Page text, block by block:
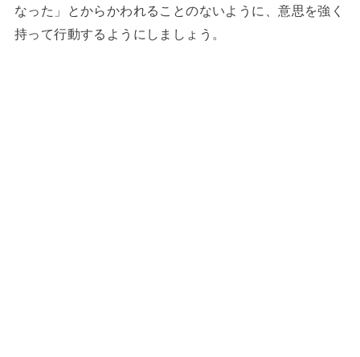
なった」とからかわれることのないように、意思を強く
持って行動するようにしましょう。